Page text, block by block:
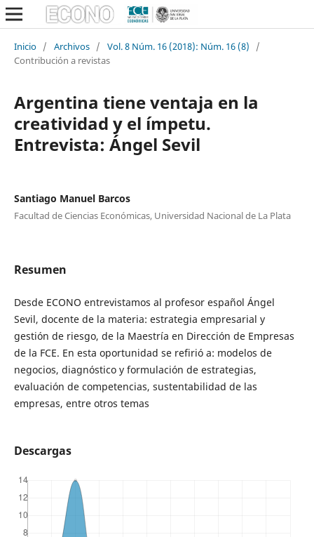
Inicio / Archivos / Vol. 8 Núm. 16 (2018): Núm. 16 (8)
/
Contribución a revistas
Argentina tiene ventaja en la
creatividad y el ímpetu.
Entrevista: Ángel Sevil
Santiago Manuel Barcos
Facultad de Ciencias Económicas, Universidad Nacional de La Plata
Resumen
Desde ECONO entrevistamos al profesor español Ángel
Sevil, docente de la materia: estrategia empresarial y
gestión de riesgo, de la Maestría en Dirección de Empresas
de la FCE. En esta oportunidad se refirió a: modelos de
negocios, diagnóstico y formulación de estrategias,
evaluación de competencias, sustentabilidad de las
empresas, entre otros temas
Descargas